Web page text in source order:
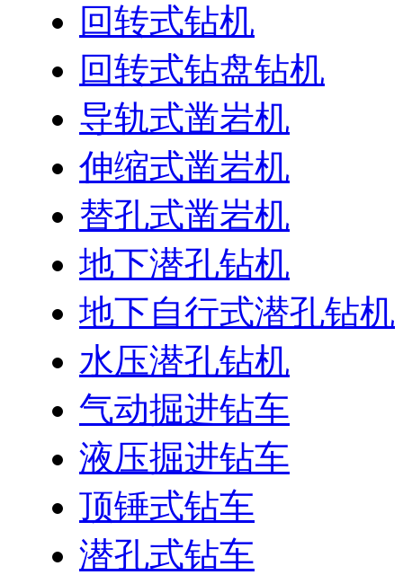
回转式钻机
回转式钻盘钻机
导轨式凿岩机
伸缩式凿岩机
替孔式凿岩机
地下潜孔钻机
地下自行式潜孔钻机
水压潜孔钻机
气动掘进钻车
液压掘进钻车
顶锤式钻车
潜孔式钻车